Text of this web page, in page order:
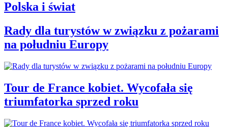
Polska i świat
Rady dla turystów w związku z pożarami
na południu Europy
Tour de France kobiet. Wycofała się
triumfatorka sprzed roku